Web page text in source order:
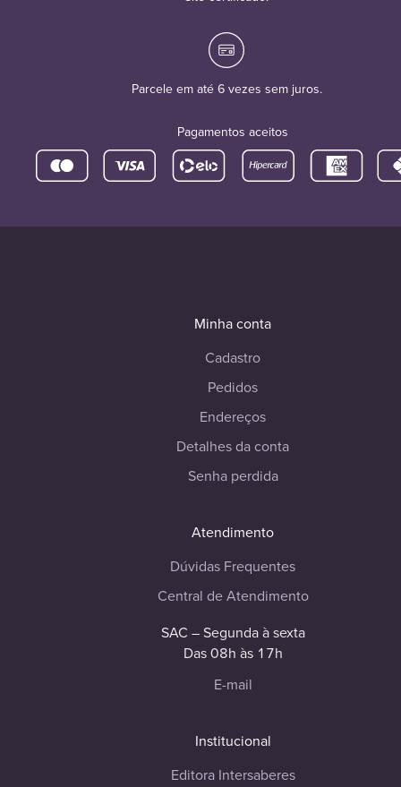
Parcele em até 6 vezes sem juros.
Pagamentos aceitos
Minha conta
Cadastro
Pedidos
Endereços
Detalhes da conta
Senha perdida
Atendimento
Dúvidas Frequentes
Central de Atendimento
SAC – Segunda à sexta
Das 08h às 17h
E-mail
Institucional
Editora Intersaberes